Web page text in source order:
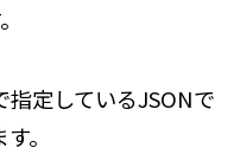
定しているJSONで
。